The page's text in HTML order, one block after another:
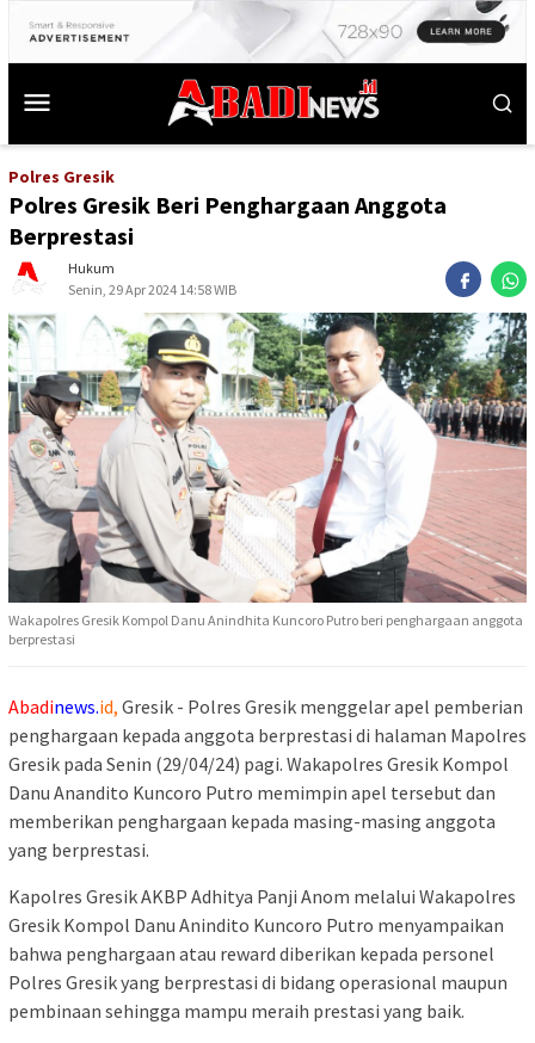
Polres Gresik
Polres Gresik Beri Penghargaan Anggota
Berprestasi
Hukum
Senin, 29 Apr 2024 14:58 WIB
Wakapolres Gresik Kompol Danu Anindhita Kuncoro Putro beri penghargaan anggota
berprestasi
Abadinews.id, Gresik - Polres Gresik menggelar apel pemberian
penghargaan kepada anggota berprestasi di halaman Mapolres
Gresik pada Senin (29/04/24) pagi. Wakapolres Gresik Kompol
Danu Anandito Kuncoro Putro memimpin apel tersebut dan
memberikan penghargaan kepada masing-masing anggota
yang berprestasi.
Kapolres Gresik AKBP Adhitya Panji Anom melalui Wakapolres
Gresik Kompol Danu Anindito Kuncoro Putro menyampaikan
bahwa penghargaan atau reward diberikan kepada personel
Polres Gresik yang berprestasi di bidang operasional maupun
pembinaan sehingga mampu meraih prestasi yang baik.